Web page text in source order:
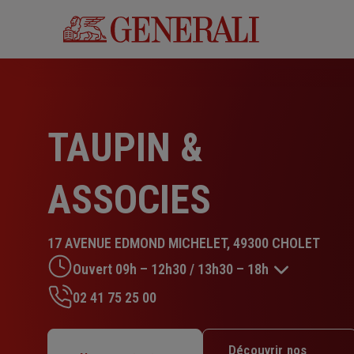
TAUPIN &
ASSOCIES
17 AVENUE EDMOND MICHELET, 49300 CHOLET
Ouvert 09h – 12h30 / 13h30 – 18h
Mardi : 09h – 12h30 / 13h30 – 18h
02 41 75 25 00
Découvrir nos